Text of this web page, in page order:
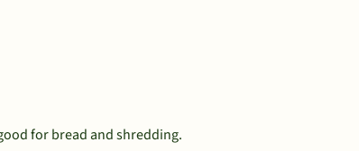
for bread and shredding.